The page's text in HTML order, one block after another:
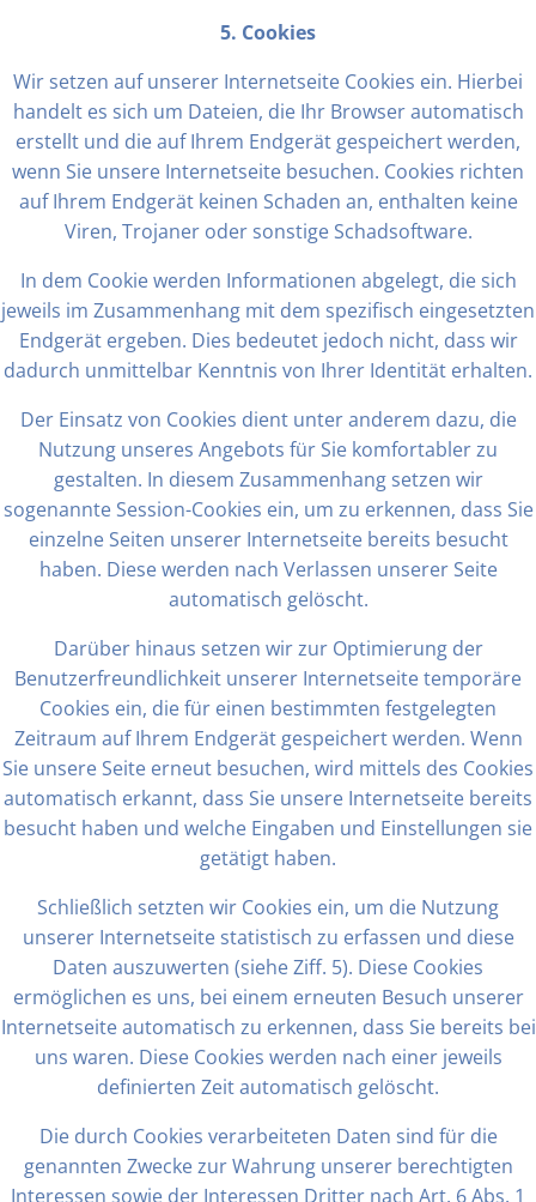
5. Cookies
Wir setzen auf unserer Internetseite Cookies ein. Hierbei
handelt es sich um Dateien, die Ihr Browser automatisch
erstellt und die auf Ihrem Endgerät gespeichert werden,
wenn Sie unsere Internetseite besuchen. Cookies richten
auf Ihrem Endgerät keinen Schaden an, enthalten keine
Viren, Trojaner oder sonstige Schadsoftware.
In dem Cookie werden Informationen abgelegt, die sich
jeweils im Zusammenhang mit dem spezifisch eingesetzten
Endgerät ergeben. Dies bedeutet jedoch nicht, dass wir
dadurch unmittelbar Kenntnis von Ihrer Identität erhalten.
Der Einsatz von Cookies dient unter anderem dazu, die
Nutzung unseres Angebots für Sie komfortabler zu
gestalten. In diesem Zusammenhang setzen wir
sogenannte Session-Cookies ein, um zu erkennen, dass Sie
einzelne Seiten unserer Internetseite bereits besucht
haben. Diese werden nach Verlassen unserer Seite
automatisch gelöscht.
Darüber hinaus setzen wir zur Optimierung der
Benutzerfreundlichkeit unserer Internetseite temporäre
Cookies ein, die für einen bestimmten festgelegten
Zeitraum auf Ihrem Endgerät gespeichert werden. Wenn
Sie unsere Seite erneut besuchen, wird mittels des Cookies
automatisch erkannt, dass Sie unsere Internetseite bereits
besucht haben und welche Eingaben und Einstellungen sie
getätigt haben.
Schließlich setzten wir Cookies ein, um die Nutzung
unserer Internetseite statistisch zu erfassen und diese
Daten auszuwerten (siehe Ziff. 5). Diese Cookies
ermöglichen es uns, bei einem erneuten Besuch unserer
Internetseite automatisch zu erkennen, dass Sie bereits bei
uns waren. Diese Cookies werden nach einer jeweils
definierten Zeit automatisch gelöscht.
Die durch Cookies verarbeiteten Daten sind für die
genannten Zwecke zur Wahrung unserer berechtigten
Interessen sowie der Interessen Dritter nach Art. 6 Abs. 1